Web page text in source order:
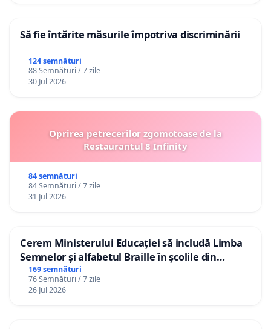
Să fie întărite măsurile împotriva discriminării
124 semnături
88 Semnături / 7 zile
30 Jul 2026
Oprirea petrecerilor zgomotoase de la
Restaurantul 8 Infinity
84 semnături
84 Semnături / 7 zile
31 Jul 2026
Cerem Ministerului Educației să includă Limba
Semnelor și alfabetul Braille în școlile din
Republica Moldova!
169 semnături
76 Semnături / 7 zile
26 Jul 2026